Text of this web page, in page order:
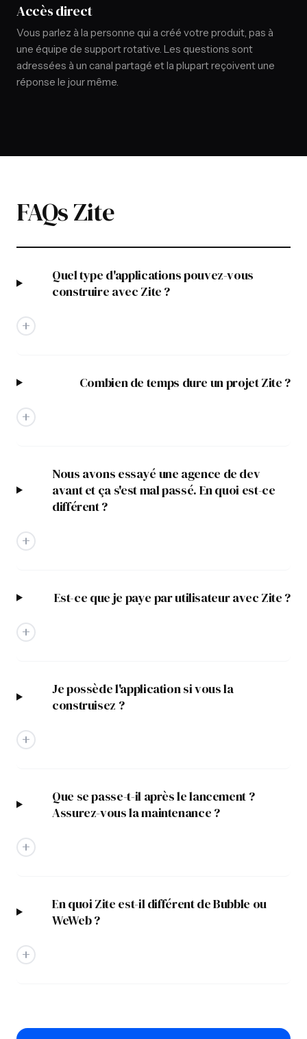
Accès direct
Vous parlez à la personne qui a créé votre produit, pas à
une équipe de support rotative. Les questions sont
adressées à un canal partagé et la plupart reçoivent une
réponse le jour même.
FAQs Zite
Quel type d'applications pouvez-vous
construire avec Zite ?
Combien de temps dure un projet Zite ?
Nous avons essayé une agence de dev
avant et ça s'est mal passé. En quoi est-ce
différent ?
Est-ce que je paye par utilisateur avec Zite ?
Je possède l'application si vous la
construisez ?
Que se passe-t-il après le lancement ?
Assurez-vous la maintenance ?
En quoi Zite est-il différent de Bubble ou
WeWeb ?
Outils internes et SaaS pour les PME en
croissance.
ENTREPRISE
Processus
Études de Cas
Blog
Agents IA
LANCER
Agence Bubble
Agence Zite
PRODUITS